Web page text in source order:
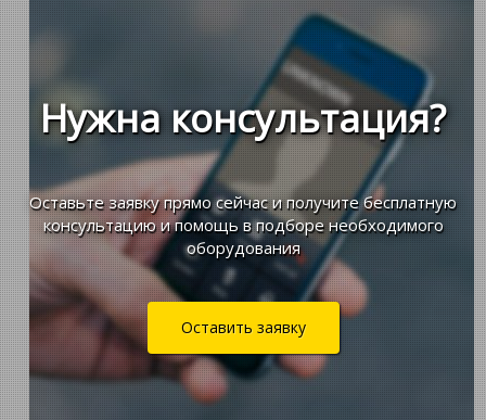
Нужна консультация?
Оставьте заявку прямо сейчас и получите бесплатную
консультацию и помощь в подборе необходимого
оборудования
Оставить заявку